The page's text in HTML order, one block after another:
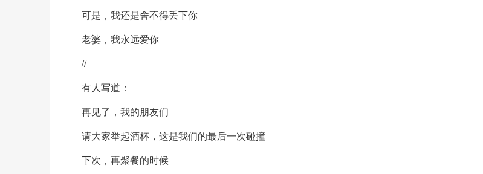
可是，我还是舍不得丢下你
老婆，我永远爱你
//
有人写道：
再见了，我的朋友们
请大家举起酒杯，这是我们的最后一次碰撞
下次，再聚餐的时候